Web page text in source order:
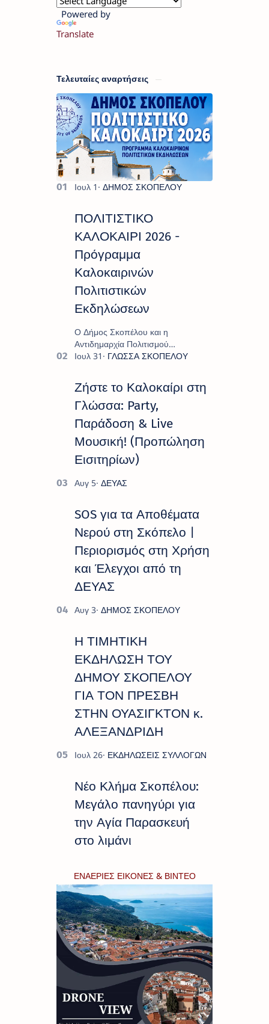
Powered by
Translate
Τελευταίες αναρτήσεις
ΠΟΛΙΤΙΣΤΙΚΟ
ΚΑΛΟΚΑΙΡΙ 2026 -
Πρόγραμμα
Καλοκαιρινών
Πολιτιστικών
Εκδηλώσεων
Ο Δήμος Σκοπέλου και η
Αντιδημαρχία Πολιτισμού
παρουσιάζουν το πρόγραμμα «
πλούσιο και πολυσυλλεκτικό
πρόγραμμα εκδ…
Ζήστε το Καλοκαίρι στη
Γλώσσα: Party,
Παράδοση & Live
Μουσική! (Προπώληση
Εισιτηρίων)
SOS για τα Αποθέματα
Νερού στη Σκόπελο |
Περιορισμός στη Χρήση
και Έλεγχοι από τη
ΔΕΥΑΣ
Η ΤΙΜΗΤΙΚΗ
ΕΚΔΗΛΩΣΗ ΤΟΥ
ΔΗΜΟΥ ΣΚΟΠΕΛΟΥ
ΓΙΑ ΤΟΝ ΠΡΕΣΒΗ
ΣΤΗΝ ΟΥΑΣΙΓΚΤΟΝ κ.
ΑΛΕΞΑΝΔΡΙΔΗ
Νέο Κλήμα Σκοπέλου:
Μεγάλο πανηγύρι για
την Αγία Παρασκευή
στο λιμάνι
ΕΝΑΕΡΙΕΣ ΕΙΚΟΝΕΣ & ΒΙΝΤΕΟ